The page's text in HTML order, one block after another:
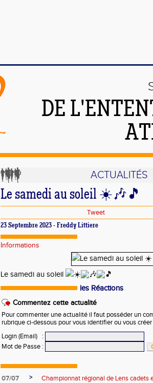
DE
ACTUALITÉS
Le samedi au soleil ☀️🎶🎵
Tweet
23 Septembre 2023 - Freddy Littiere
Informations
Le samedi au soleil
les Réactions
Commentez cette actualité
Pour commenter une actualité il faut posséder un
rubrique ci-dessous pour vous identifier ou vous
Login (Email)
:
Mot de Passe :
07/07 >
Championnat régional de Lens cadets